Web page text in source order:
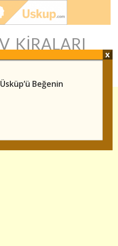
KIRALARI
Beğenin
x